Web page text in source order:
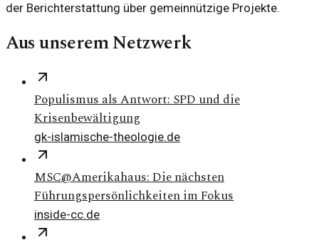
der Berichterstattung über gemeinnützige Projekte.
Aus unserem Netzwerk
Populismus als Antwort: SPD und die
Krisenbewältigung
gk-islamische-theologie.de
MSC@Amerikahaus: Die nächsten
Führungspersönlichkeiten im Fokus
inside-cc.de